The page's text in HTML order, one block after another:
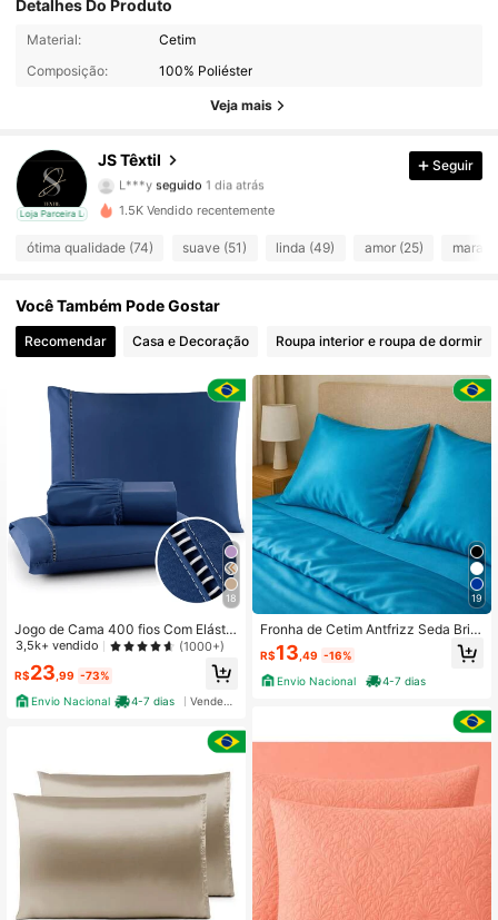
Detalhes Do Produto
Material:
Cetim
Composição:
100% Poliéster
Veja mais
Loja Parceira Local
JS Têxtil
43 Seguidores
4,81 43 Seguidores
4,81 43 Seguidores
4,81 43 Seguidores
43 Seguidores
4,81 43 Seguidores
43 Seguidores
Seguir
1.5K Vendido recentemente
ótima qualidade (74) suave (51) linda (49) amor (25)
Você Também Pode Gostar
Recomendar Casa e Decoração Roupa interior e roupa de dormir
18
Jogo de Cama 400 fios Com Elástic
o Padrão Hotel Solteiro Casal Quee
3,5k+ vendido (1000+)
R$23 ,99 -73%
Envio Nacional
4-7 dias
19
Fronha de Cetim Antfrizz Seda Brilh
o Avulsa (1 unidade)
R$13 ,49 -16%
Envio Nacional
4-7 dias